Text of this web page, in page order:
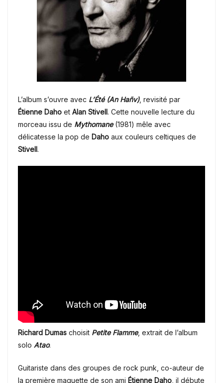
L’album s’ouvre avec L’Été (An Hañv), revisité par
Étienne Daho et Alan Stivell. Cette nouvelle lecture du
morceau issu de Mythomane (1981) mêle avec
délicatesse la pop de Daho aux couleurs celtiques de
Stivell.
Richard Dumas choisit Petite Flamme, extrait de l’album
solo Atao.
Guitariste dans des groupes de rock punk, co-auteur de
la première maquette de son ami Étienne Daho , il débute